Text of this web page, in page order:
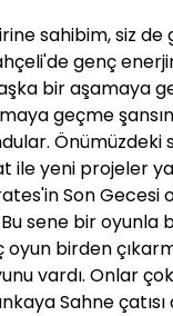
sahibim, siz de
genç
bir aşamaya
geçme
Önümüzdeki
ile yeni projeler
Son Gecesi
sene bir oyunla
birden
vardı. Onlar çok
Sahne çatısı